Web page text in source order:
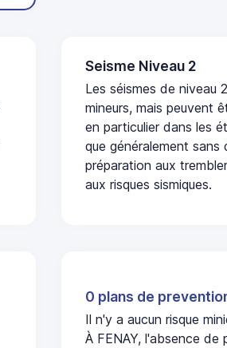
Seisme Niveau 2
Les séismes de niveau
mineurs, mais peuvent
en particulier dans les
que généralement sans
préparation aux
aux risques sismiques.
0 plans de
Il n'y a aucun risque
À FENAY, l'absence de